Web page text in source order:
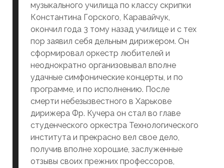
музыкального училища по классу скрипки
Константина Горского, Каравайчук,
окончил года 3 тому назад училище и с тех
пор заявил себя дельным дирижером. Он
сформировал оркестр любителей и
неоднократно организовывал вполне
удачные симфонические концерты, и по
программе, и по исполнению. После
смерти небезызвестного в Харькове
дирижера Фр. Кучера он стал во главе
студенческого оркестра Технологического
института и прекрасно вел свое дело,
получив вполне хорошие, заслуженные
отзывы своих прежних профессоров,